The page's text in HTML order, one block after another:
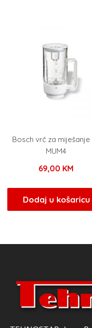
Bosch vrč za miješanje
MUM4
69,00 KM
Dodaj u košaricu